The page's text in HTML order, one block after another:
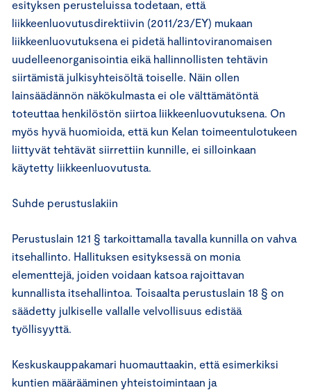
esityksen perusteluissa todetaan, että
liikkeenluovutusdirektiivin (2011/23/EY) mukaan
liikkeenluovutuksena ei pidetä hallintoviranomaisen
uudelleenorganisointia eikä hallinnollisten tehtävin
siirtämistä julkisyhteisöltä toiselle. Näin ollen
lainsäädännön näkökulmasta ei ole välttämätöntä
toteuttaa henkilöstön siirtoa liikkeenluovutuksena. On
myös hyvä huomioida, että kun Kelan toimeentulotukeen
liittyvät tehtävät siirrettiin kunnille, ei silloinkaan
käytetty liikkeenluovutusta.
Suhde perustuslakiin
Perustuslain 121 § tarkoittamalla tavalla kunnilla on vahva
itsehallinto. Hallituksen esityksessä on monia
elementtejä, joiden voidaan katsoa rajoittavan
kunnallista itsehallintoa. Toisaalta perustuslain 18 § on
säädetty julkiselle vallalle velvollisuus edistää
työllisyyttä.
Keskuskauppakamari huomauttaakin, että esimerkiksi
kuntien määrääminen yhteistoimintaan ja